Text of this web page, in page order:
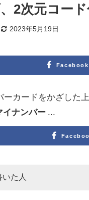
2次元コー
2023年5月19日
Facebook
ーカードをかざした
イナンバー
た人